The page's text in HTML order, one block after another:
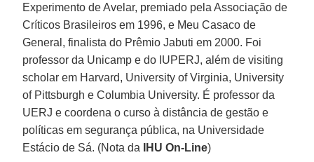
Experimento de Avelar, premiado pela Associação de
Críticos Brasileiros em 1996, e Meu Casaco de
General, finalista do Prêmio Jabuti em 2000. Foi
professor da Unicamp e do IUPERJ, além de visiting
scholar em Harvard, University of Virginia, University
of Pittsburgh e Columbia University. É professor da
UERJ e coordena o curso à distância de gestão e
políticas em segurança pública, na Universidade
Estácio de Sá. (Nota da
IHU On-Line)